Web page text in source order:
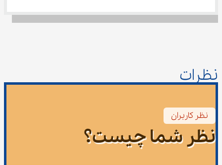
نظرات
نظر کاربران
نظر شما چیست؟